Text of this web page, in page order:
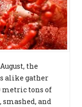
the
alike gather
metric tons of
and